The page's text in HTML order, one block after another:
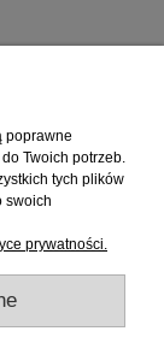
poprawne
Twoich potrzeb.
tych plików
swoich
prywatności.